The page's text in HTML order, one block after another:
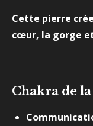
Cette pierre
cœur, la gorge
Chakra de